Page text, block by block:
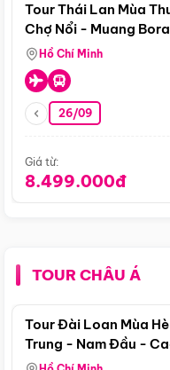
Tour Thái Lan Mùa
Chợ Nổi - Muang
Hồ Chí Minh
26/09
Giá từ:
8.499.000đ
TOUR CHÂU Á
Tour Đài Loan Mùa
Trung - Nam Đầu -